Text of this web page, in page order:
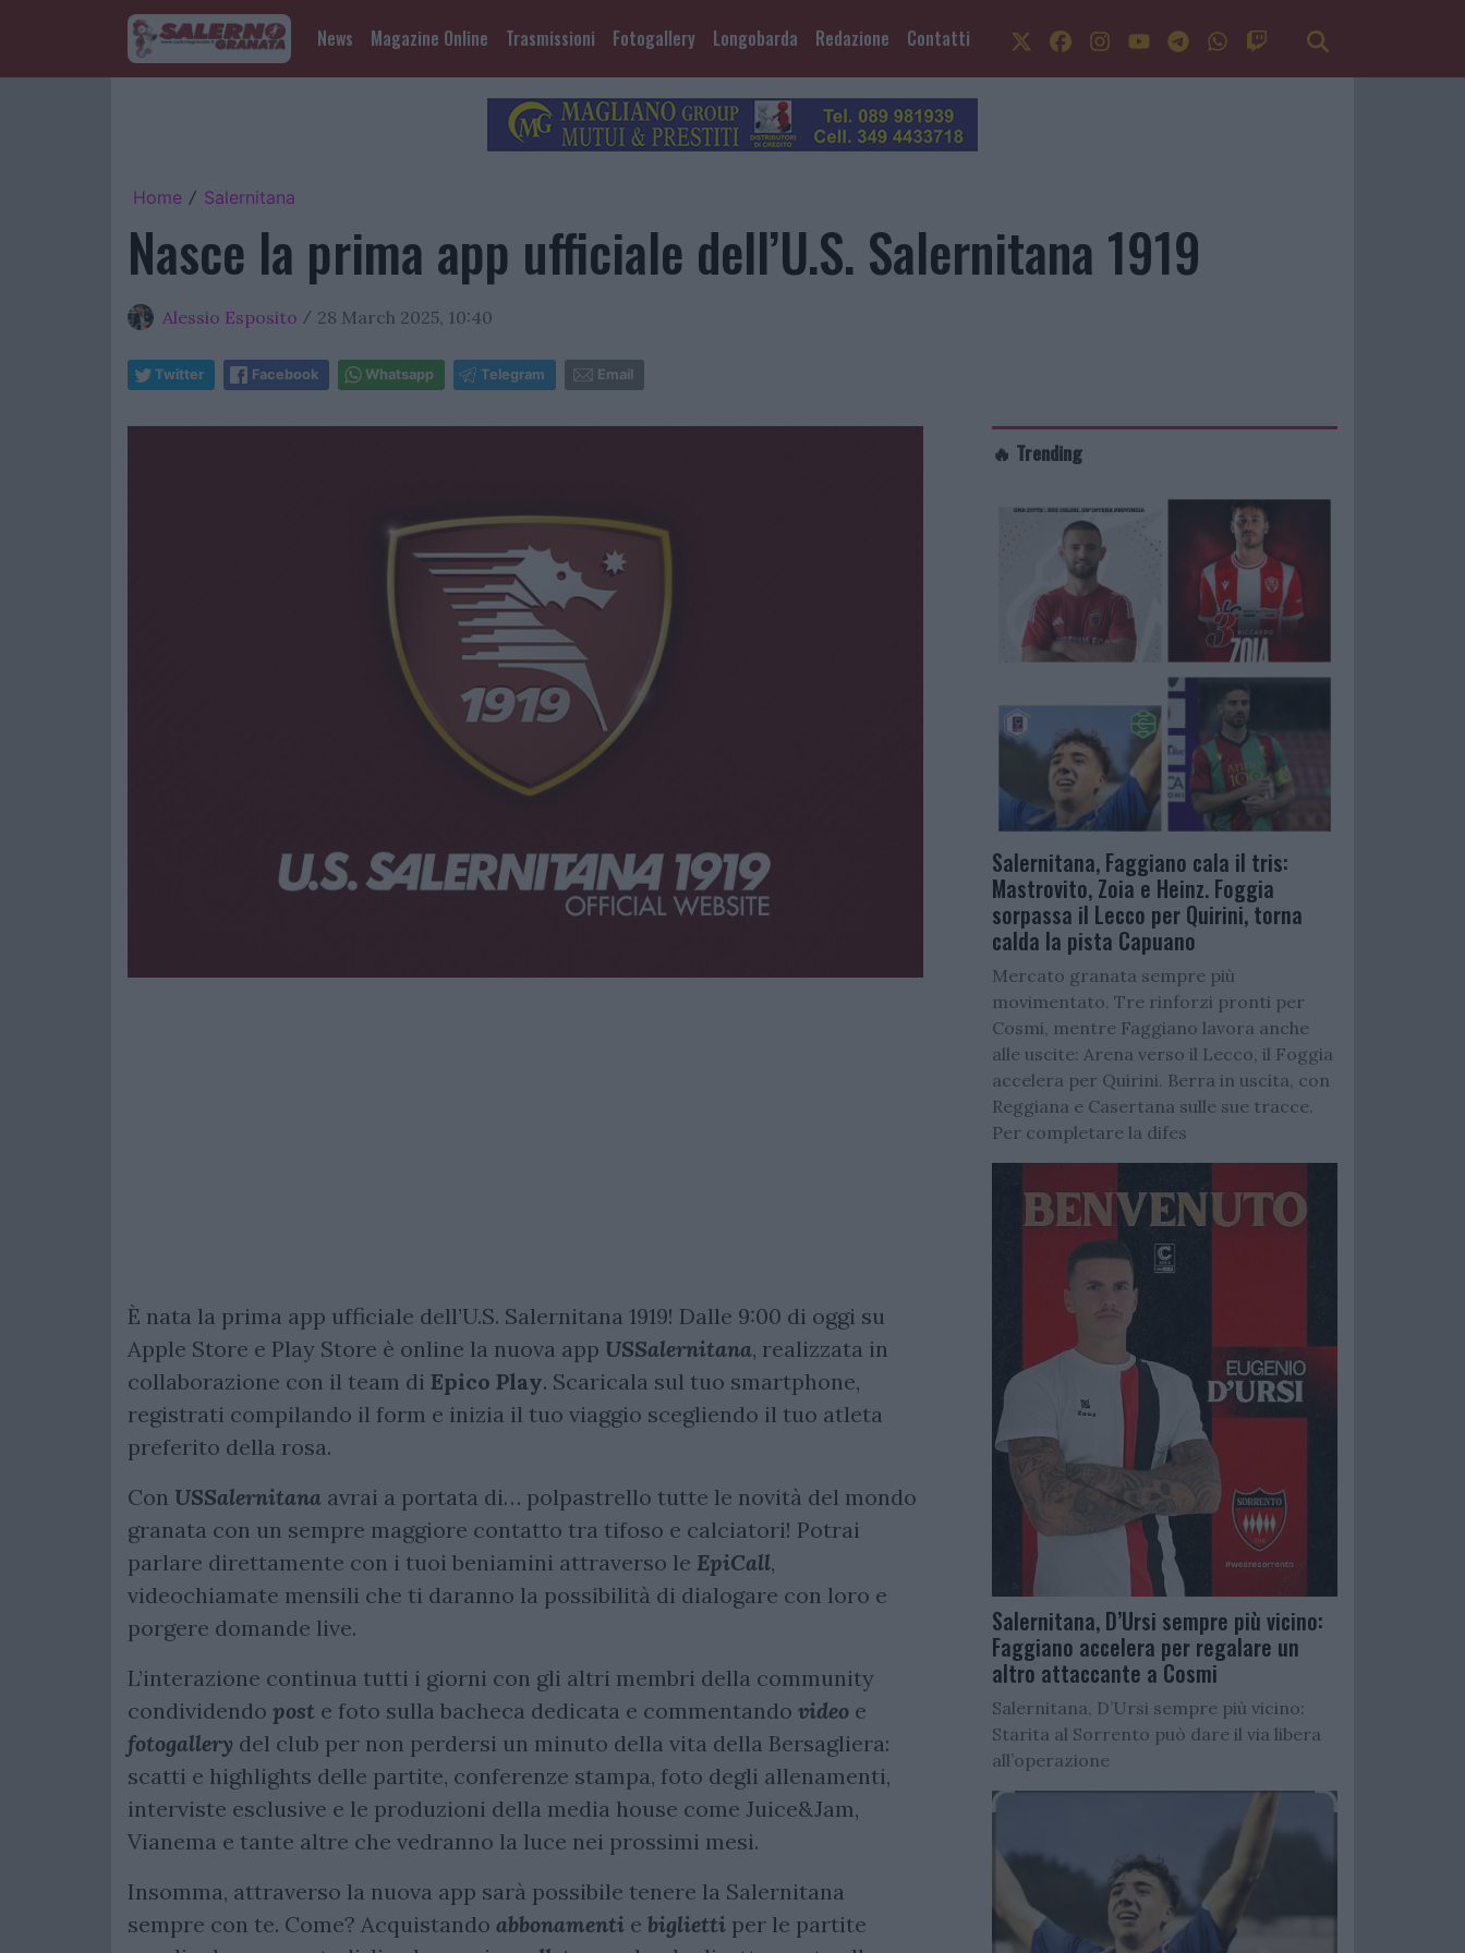
News Magazine Online Trasmissioni Fotogallery Longobarda Redazione Contatti
Home / Salernitana
Nasce la prima app ufficiale dell’U.S. Salernitana 1919
Alessio Esposito / 28 March 2025, 10:40
Twitter Facebook Whatsapp Telegram Email
È nata la prima app ufficiale dell’U.S. Salernitana 1919! Dalle 9:00 di oggi su
Apple Store e Play Store è online la nuova app USSalernitana, realizzata in
collaborazione con il team di Epico Play. Scaricala sul tuo smartphone,
registrati compilando il form e inizia il tuo viaggio scegliendo il tuo atleta
preferito della rosa.
Con USSalernitana avrai a portata di… polpastrello tutte le novità del mondo
granata con un sempre maggiore contatto tra tifoso e calciatori! Potrai
parlare direttamente con i tuoi beniamini attraverso le EpiCall,
videochiamate mensili che ti daranno la possibilità di dialogare con loro e
porgere domande live.
L’interazione continua tutti i giorni con gli altri membri della community
condividendo post e foto sulla bacheca dedicata e commentando video e
fotogallery del club per non perdersi un minuto della vita della Bersagliera:
scatti e highlights delle partite, conferenze stampa, foto degli allenamenti,
interviste esclusive e le produzioni della media house come Juice&Jam,
Vianema e tante altre che vedranno la luce nei prossimi mesi.
Insomma, attraverso la nuova app sarà possibile tenere la Salernitana
sempre con te. Come? Acquistando abbonamenti e biglietti per le partite
🔥 Trending
Salernitana, Faggiano cala il tris:
Mastrovito, Zoia e Heinz. Foggia
sorpassa il Lecco per Quirini, torna
calda la pista Capuano
Mercato granata sempre più
movimentato. Tre rinforzi pronti per
Cosmi, mentre Faggiano lavora anche
alle uscite: Arena verso il Lecco, il Foggia
accelera per Quirini. Berra in uscita, con
Reggiana e Casertana sulle sue tracce.
Per completare la difes
Salernitana, D’Ursi sempre più vicino:
Faggiano accelera per regalare un
altro attaccante a Cosmi
Salernitana, D’Ursi sempre più vicino:
Starita al Sorrento può dare il via libera
all’operazione